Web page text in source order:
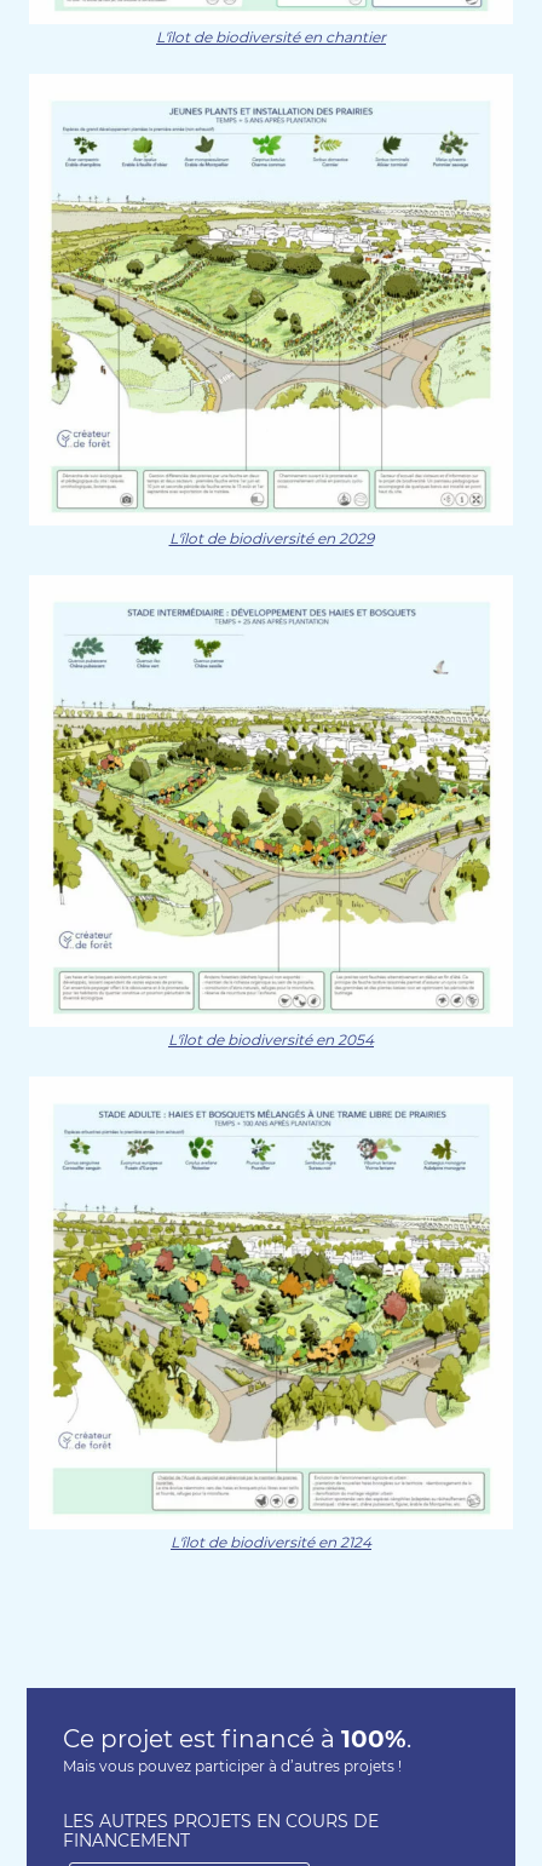
L'îlot de biodiversité en chantier
L'îlot de biodiversité en 2029
L'îlot de biodiversité en 2054
L'îlot de biodiversité en 2124
Ce projet est financé à100%.
Mais vous pouvez participer à d’autres projets !
LES AUTRES PROJETS EN COURS DE
FINANCEMENT